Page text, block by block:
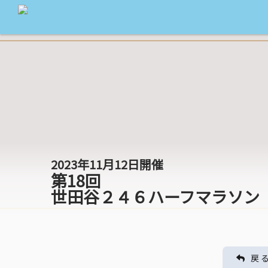
2023年11月12日開催
第18回
世田谷２４６ハーフマラソン
戻